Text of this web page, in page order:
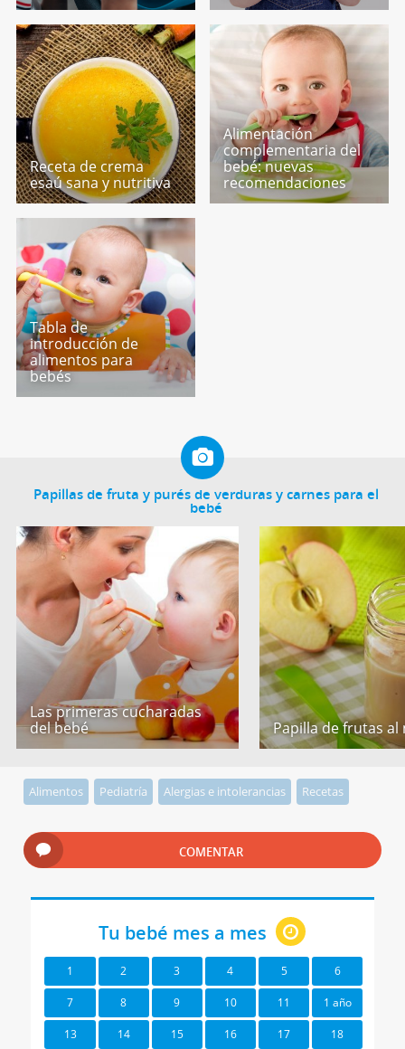
Receta de crema
esaú sana y nutritiva
Alimentación
complementaria del
bebé: nuevas
recomendaciones
Tabla de
introducción de
alimentos para
bebés
Papillas de fruta y purés de verduras y carnes para el
bebé
Las primeras cucharadas
del bebé
Papilla de frutas al
Alimentos Pediatría Alergias e intolerancias Recetas
COMENTAR
Tu bebé mes a mes
1 2 3 4 5 6
7 8 9 10 11 1 año
13 14 15 16 17 18